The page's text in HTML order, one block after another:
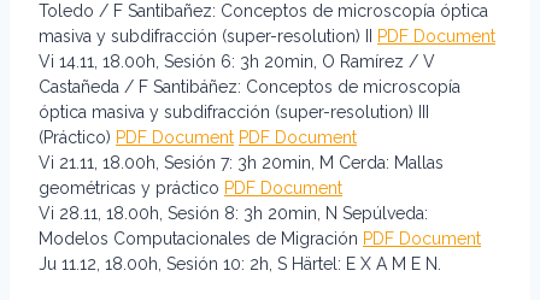
Toledo / F Santibañez: Conceptos de microscopía óptica
masiva y subdifracción (super-resolution) II
PDF Document
Vi 14.11, 18.00h, Sesión 6: 3h 20min, O Ramírez / V
Castañeda / F Santibáñez: Conceptos de microscopía
óptica masiva y subdifracción (super-resolution) III
(Práctico) PDF Document PDF Document
Vi 21.11, 18.00h, Sesión 7: 3h 20min, M Cerda: Mallas
geométricas y práctico PDF Document
Vi 28.11, 18.00h, Sesión 8: 3h 20min, N Sepúlveda:
Modelos Computacionales de Migración PDF Document
Ju 11.12, 18.00h, Sesión 10: 2h, S Härtel: E X A M E N.